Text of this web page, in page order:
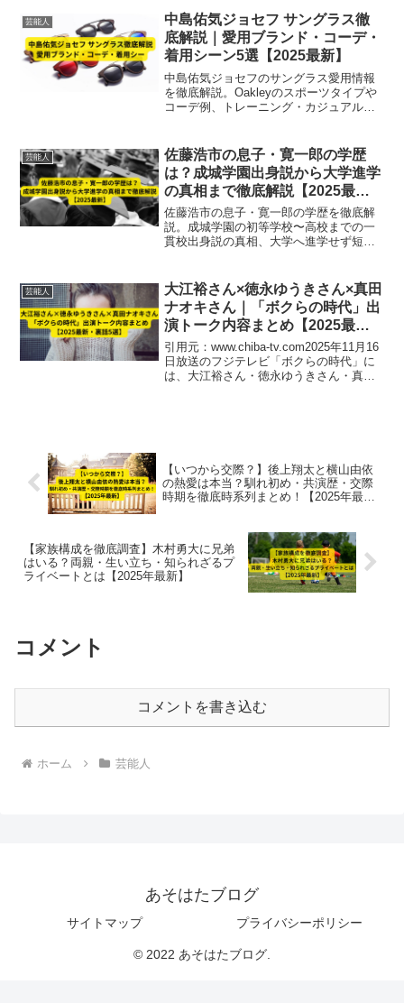
も網羅した決定版まとめです。
芸能人
中島佑気ジョセフ サングラス徹
底解説｜愛用ブランド・コーデ・
着用シーン5選【2025最新】
中島佑気ジョセフのサングラス愛用情報
を徹底解説。Oakleyのスポーツタイプや
コーデ例、トレーニング・カジュアル・
芸能人
佐藤浩市の息子・寛一郎の学歴
は？成城学園出身説から大学進学
の真相まで徹底解説【2025最
新】
佐藤浩市の息子・寛一郎の学歴を徹底解
説。成城学園の初等学校〜高校までの一
貫校出身説の真相、大学へ進学せず短期
す。
芸能人
大江裕さん×徳永ゆうきさん×真田
ナオキさん｜「ボクらの時代」出
演トーク内容まとめ【2025最
新・裏話5選】
引用元：www.chiba-tv.com2025年11月16
日放送のフジテレビ「ボクらの時代」に
は、大江裕さん・徳永ゆうきさん・真田
【いつから交際？】後上翔太と横山由依
の熱愛は本当？馴れ初め・共演歴・交際
時期を徹底時系列まとめ！【2025年最
【家族構成を徹底調査】木村勇大に兄弟
はいる？両親・生い立ち・知られざるプ
ライベートとは【2025年最新】
コメント
コメントを書き込む
ホーム 芸能人
あそはたブログ
サイトマップ プライバシーポリシー
© 2022 あそはたブログ.